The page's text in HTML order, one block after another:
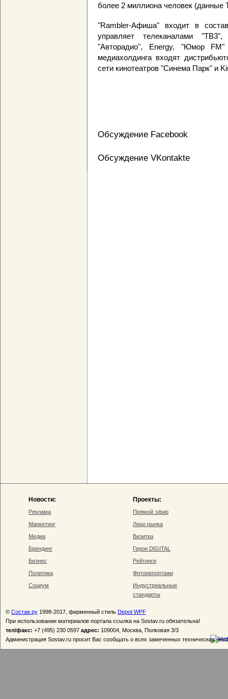
более 2 миллиона человек (данные
"Rambler-Афиша" входит в
управляет телеканалами
"Авторадио", Energy, "Юмор
медиахолдинга входят
сети кинотеатров "Синема Парк" и
Обсуждение Facebook
Обсуждение VKontakte
Новости:
Реклама
Маркетинг
Медиа
Брендинг
Бизнес
Политика
Социум
Проекты:
Прямой эфир
Лицо рынка
Визитка
Герои DIGITAL
Рейтинги
Фоторепортажи
Индустриальные
стандарты
© Состав.ру 1998-2017, фирменный стиль Depot WPF
При использовании материалов портала ссылка на Sostav.ru обязательна!
тел/факс: +7 (495) 230 0597 адрес: 109004, Москва, Полковая 3/3
Администрация Sostav.ru просит Вас сообщать о всех замеченных технических